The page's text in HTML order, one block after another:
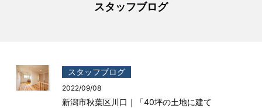
スタッフブログ
スタッフブログ
2022/09/08
新潟市秋葉区川口｜「40坪の土地に建て